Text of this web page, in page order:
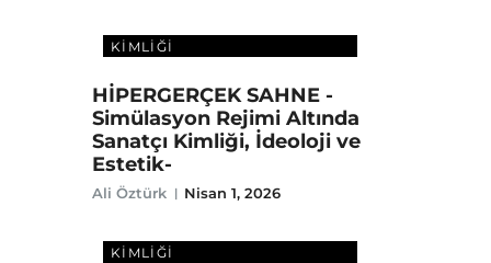
KIMLIĞI
HİPERGERÇEK SAHNE -
Simülasyon Rejimi Altında
Sanatçı Kimliği, İdeoloji ve
Estetik-
Ali Öztürk Nisan 1, 2026
KIMLIĞI